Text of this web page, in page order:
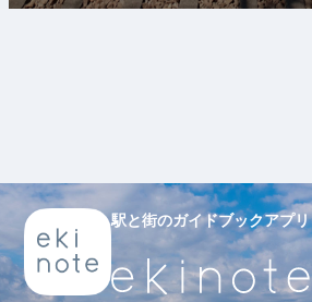
駅と街のガイドブックアプリ